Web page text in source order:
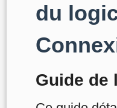
du
Guide de